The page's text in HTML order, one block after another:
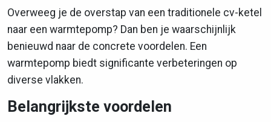
Overweeg je de overstap van een traditionele cv-ketel
naar een warmtepomp? Dan ben je waarschijnlijk
benieuwd naar de concrete voordelen. Een
warmtepomp biedt significante verbeteringen op
diverse vlakken.
Belangrijkste voordelen